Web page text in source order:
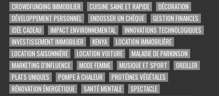
CROWDFUNDING IMMOBILIER
CUISINE SAINE ET RAPIDE
DÉCORATION
DÉVELOPPEMENT PERSONNEL
ENDOSSER UN CHÈQUE
GESTION FINANCES
IDÉE CADEAU
IMPACT ENVIRONNEMENTAL
INNOVATIONS TECHNOLOGIQUES
INVESTISSEMENT IMMOBILIER
KENYA
LOCATION IMMOBILIÈRE
LOCATION SAISONNIÈRE
LOCATION VOITURE
MALADIE DE PARKINSON
MARKETING D'INFLUENCE
MODE FEMME MUSIQUE ET SPORT
OREILLER
PLATS UNIQUES
POMPE À CHALEUR
PROTÉINES VÉGÉTALES
RÉNOVATION ÉNERGÉTIQUE
SANTÉ MENTALE
SPECTACLE